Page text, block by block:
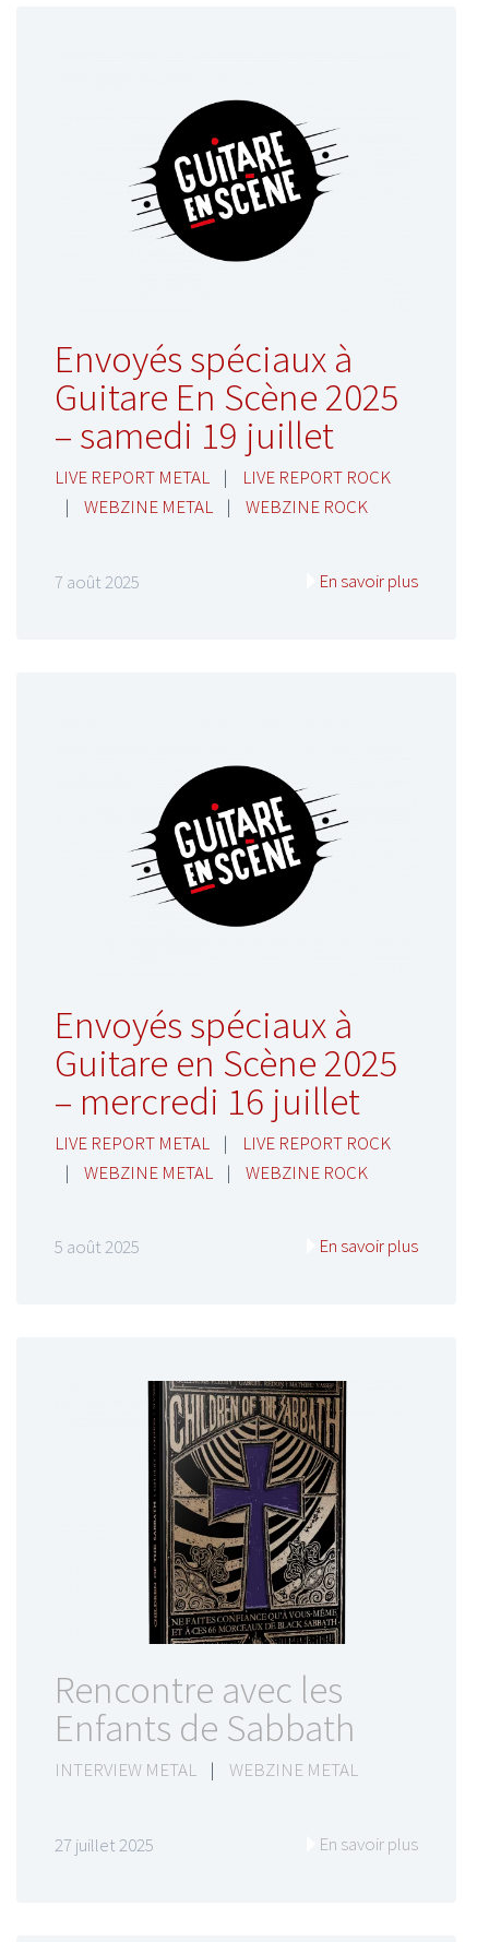
Envoyés spéciaux à
Guitare En Scène 2025
– samedi 19 juillet
LIVE REPORT METAL |
LIVE REPORT ROCK
|
WEBZINE METAL | WEBZINE ROCK
7 août 2025 En savoir plus
Envoyés spéciaux à
Guitare en Scène 2025
– mercredi 16 juillet
LIVE REPORT METAL |
LIVE REPORT ROCK
|
WEBZINE METAL | WEBZINE ROCK
5 août 2025 En savoir plus
Rencontre avec les
Enfants de Sabbath
INTERVIEW METAL | WEBZINE METAL
27 juillet 2025 En savoir plus